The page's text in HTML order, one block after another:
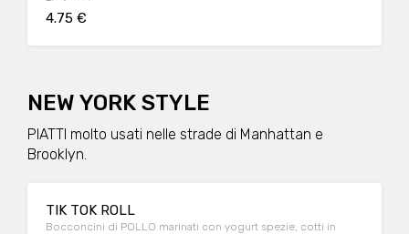
4.75 €
NEW YORK STYLE
PIATTI molto usati nelle strade di Manhattan e
Brooklyn.
TIK TOK ROLL
Bocconcini di POLLO marinati con yogurt spezie, cotti in